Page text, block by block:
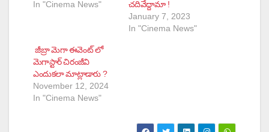
In "Cinema News"
చదివేద్దామా !
January 7, 2023
In "Cinema News"
జీబ్రా మెగా ఈవెంట్ లో
మెగాస్టార్ చిరంజీవి
ఎందుకలా మాట్లాడారు ?
November 12, 2024
In "Cinema News"